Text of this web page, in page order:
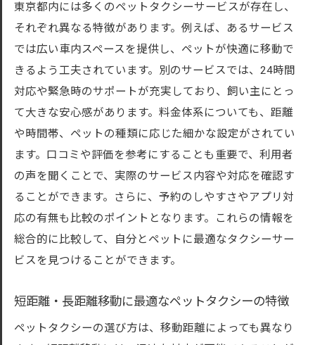
東京都内には多くのペットタクシーサービスが存在し、
それぞれ異なる特徴があります。例えば、あるサービス
では広い車内スペースを提供し、ペットが快適に移動で
きるよう工夫されています。別のサービスでは、24時間
対応や緊急時のサポートが充実しており、飼い主にとっ
て大きな安心感があります。料金体系についても、距離
や時間帯、ペットの種類に応じた細かな設定がされてい
ます。口コミや評価を参考にすることも重要で、利用者
の声を聞くことで、実際のサービス内容や対応を確認す
ることができます。さらに、予約のしやすさやアプリ対
応の有無も比較のポイントとなります。これらの情報を
総合的に比較して、自分とペットに最適なタクシーサー
ビスを見つけることができます。
短距離・長距離移動に最適なペットタクシーの特徴
ペットタクシーの選び方は、移動距離によっても異なり